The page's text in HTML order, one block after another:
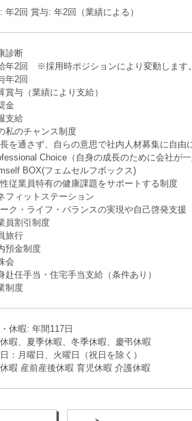
年2回 賞与: 年2回（業績による）
診断
年2回 ※採⽤時ポジションにより変動します。
年2回
賞与（業績により⽀給）
⾦
支給
私のチャンス制度
を通さず、自らの意思で社内人材募集に自由
Choice（自身の成長のために会社が⼀
BOX(フェムセルフボックス)
従業員特有の健康課題をサポートする制度
フィットステーション
ク・ライフ・バランスの実現や自己啓発支援
員割引制度
旅⾏
預⾦制度
会
赴任手当・住宅手当支給（条件あり）
制度
休暇: 年間117日
暇、夏季休暇、冬季休暇、慶弔休暇
：月曜日、火曜日（祝日を除く）
暇 産前産後休暇 育児休暇 介護休暇